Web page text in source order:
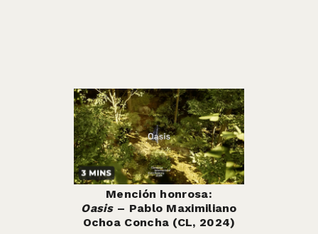
Mención honrosa:
Oasis– Pablo Maximiliano
Ochoa Concha (CL, 2024)